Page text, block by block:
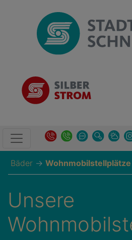
Bäder → Wohnmobilstellplätze
Unsere